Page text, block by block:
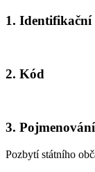
1. Identifikační
2. Kód
3.
Pozbytí státního